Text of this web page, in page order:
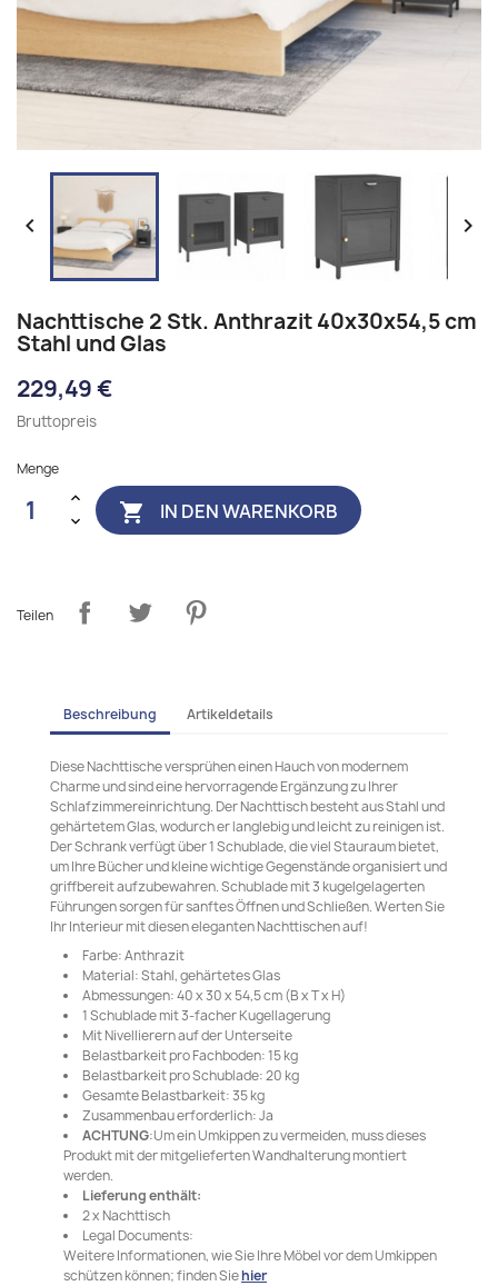
 
Nachttische 2 Stk. Anthrazit 40x30x54,5 cm
Stahl und Glas
229,49 €
Bruttopreis
Menge
 IN DEN WARENKORB
Teilen
Beschreibung Artikeldetails
Diese Nachttische versprühen einen Hauch von modernem
Charme und sind eine hervorragende Ergänzung zu Ihrer
Schlafzimmereinrichtung. Der Nachttisch besteht aus Stahl und
gehärtetem Glas, wodurch er langlebig und leicht zu reinigen ist.
Der Schrank verfügt über 1 Schublade, die viel Stauraum bietet,
um Ihre Bücher und kleine wichtige Gegenstände organisiert und
griffbereit aufzubewahren. Schublade mit 3 kugelgelagerten
Führungen sorgen für sanftes Öffnen und Schließen. Werten Sie
Ihr Interieur mit diesen eleganten Nachttischen auf!
Farbe: Anthrazit
Material: Stahl, gehärtetes Glas
Abmessungen: 40 x 30 x 54,5 cm (B x T x H)
1 Schublade mit 3-facher Kugellagerung
Mit Nivellierern auf der Unterseite
Belastbarkeit pro Fachboden: 15 kg
Belastbarkeit pro Schublade: 20 kg
Gesamte Belastbarkeit: 35 kg
Zusammenbau erforderlich: Ja
ACHTUNG:Um ein Umkippen zu vermeiden, muss dieses
Produkt mit der mitgelieferten Wandhalterung montiert
werden.
Lieferung enthält:
2 x Nachttisch
Legal Documents:
Weitere Informationen, wie Sie Ihre Möbel vor dem Umkippen
schützen können; finden Siehier